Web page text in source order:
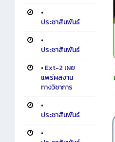
•
ประชาสัมพันธ์
•
ประชาสัมพันธ์
• Ext-2 เผย
แพร่ผลงาน
ทางวิชาการ
•
ประชาสัมพันธ์
•